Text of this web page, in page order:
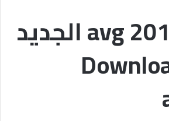
برنامج avg 2017 الجديد
–